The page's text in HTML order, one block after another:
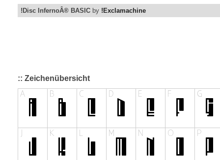
!Disc InfernoÂ® BASIC by !Exclamachine
:: Zeichenübersicht